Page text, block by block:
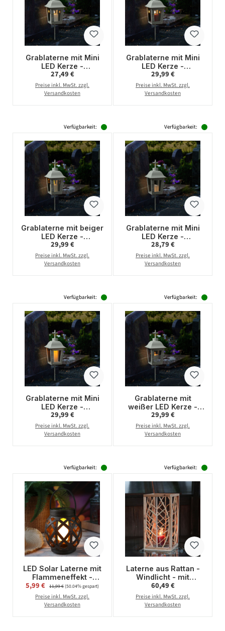
Grablaterne mit Mini
LED Kerze -
Grablampe mit 2
wechselbaren
Spitzen/Erdspieß - H:
Regulärer Preis:
27,49 €
Preise inkl. MwSt. zzgl.
Versandkosten
Grablaterne mit Mini
LED Kerze -
Grablampe mit 2
wechselbaren
Spitzen/Erdspieß - H:
Regulärer Preis:
29,99 €
Preise inkl. MwSt. zzgl.
Versandkosten
Verfügbarkeit:
Grablaterne mit beiger
LED Kerze -
Grablampe mit 2
wechselbaren
Spitzen/Erdspieß - H:
Regulärer Preis:
29,99 €
Preise inkl. MwSt. zzgl.
Versandkosten
Verfügbarkeit:
Grablaterne mit Mini
LED Kerze -
Grablampe mit 2
wechselbaren
Spitzen/Erdspieß - H:
Regulärer Preis:
28,79 €
Preise inkl. MwSt. zzgl.
Versandkosten
Verfügbarkeit:
Grablaterne mit Mini
LED Kerze -
Grablampe mit 2
wechselbaren
Spitzen/Erdspieß - H:
Regulärer Preis:
29,99 €
Preise inkl. MwSt. zzgl.
Versandkosten
Verfügbarkeit:
Grablaterne mit
weißer LED Kerze -
Grablampe mit 2
wechselbaren
Spitzen/Erdspieß - H:
Regulärer Preis:
29,99 €
Preise inkl. MwSt. zzgl.
Versandkosten
Verfügbarkeit:
LED Solar Laterne mit
Flammeneffekt -
flackernde LED - H:
16cm - D: 14,5cm - für
Außen - schwarz
Verkaufspreis:
5,99 € Regulärer Preis:
11,99 €(50.04% gespart)
Preise inkl. MwSt. zzgl.
Versandkosten
Verfügbarkeit:
Laterne aus Rattan -
Windlicht - mit
Glaseinsatz - H:
45,5cm - natur
Regulärer Preis:
60,49 €
Preise inkl. MwSt. zzgl.
Versandkosten